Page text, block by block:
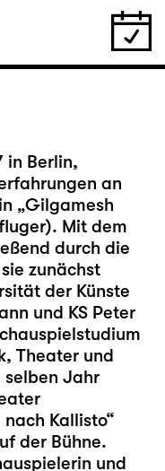
in Berlin,
an
„Gilgamesh
Mit dem
durch die
zunächst
der Künste
und KS Peter
Theater und
selben Jahr
Kallisto“
der Bühne.
und